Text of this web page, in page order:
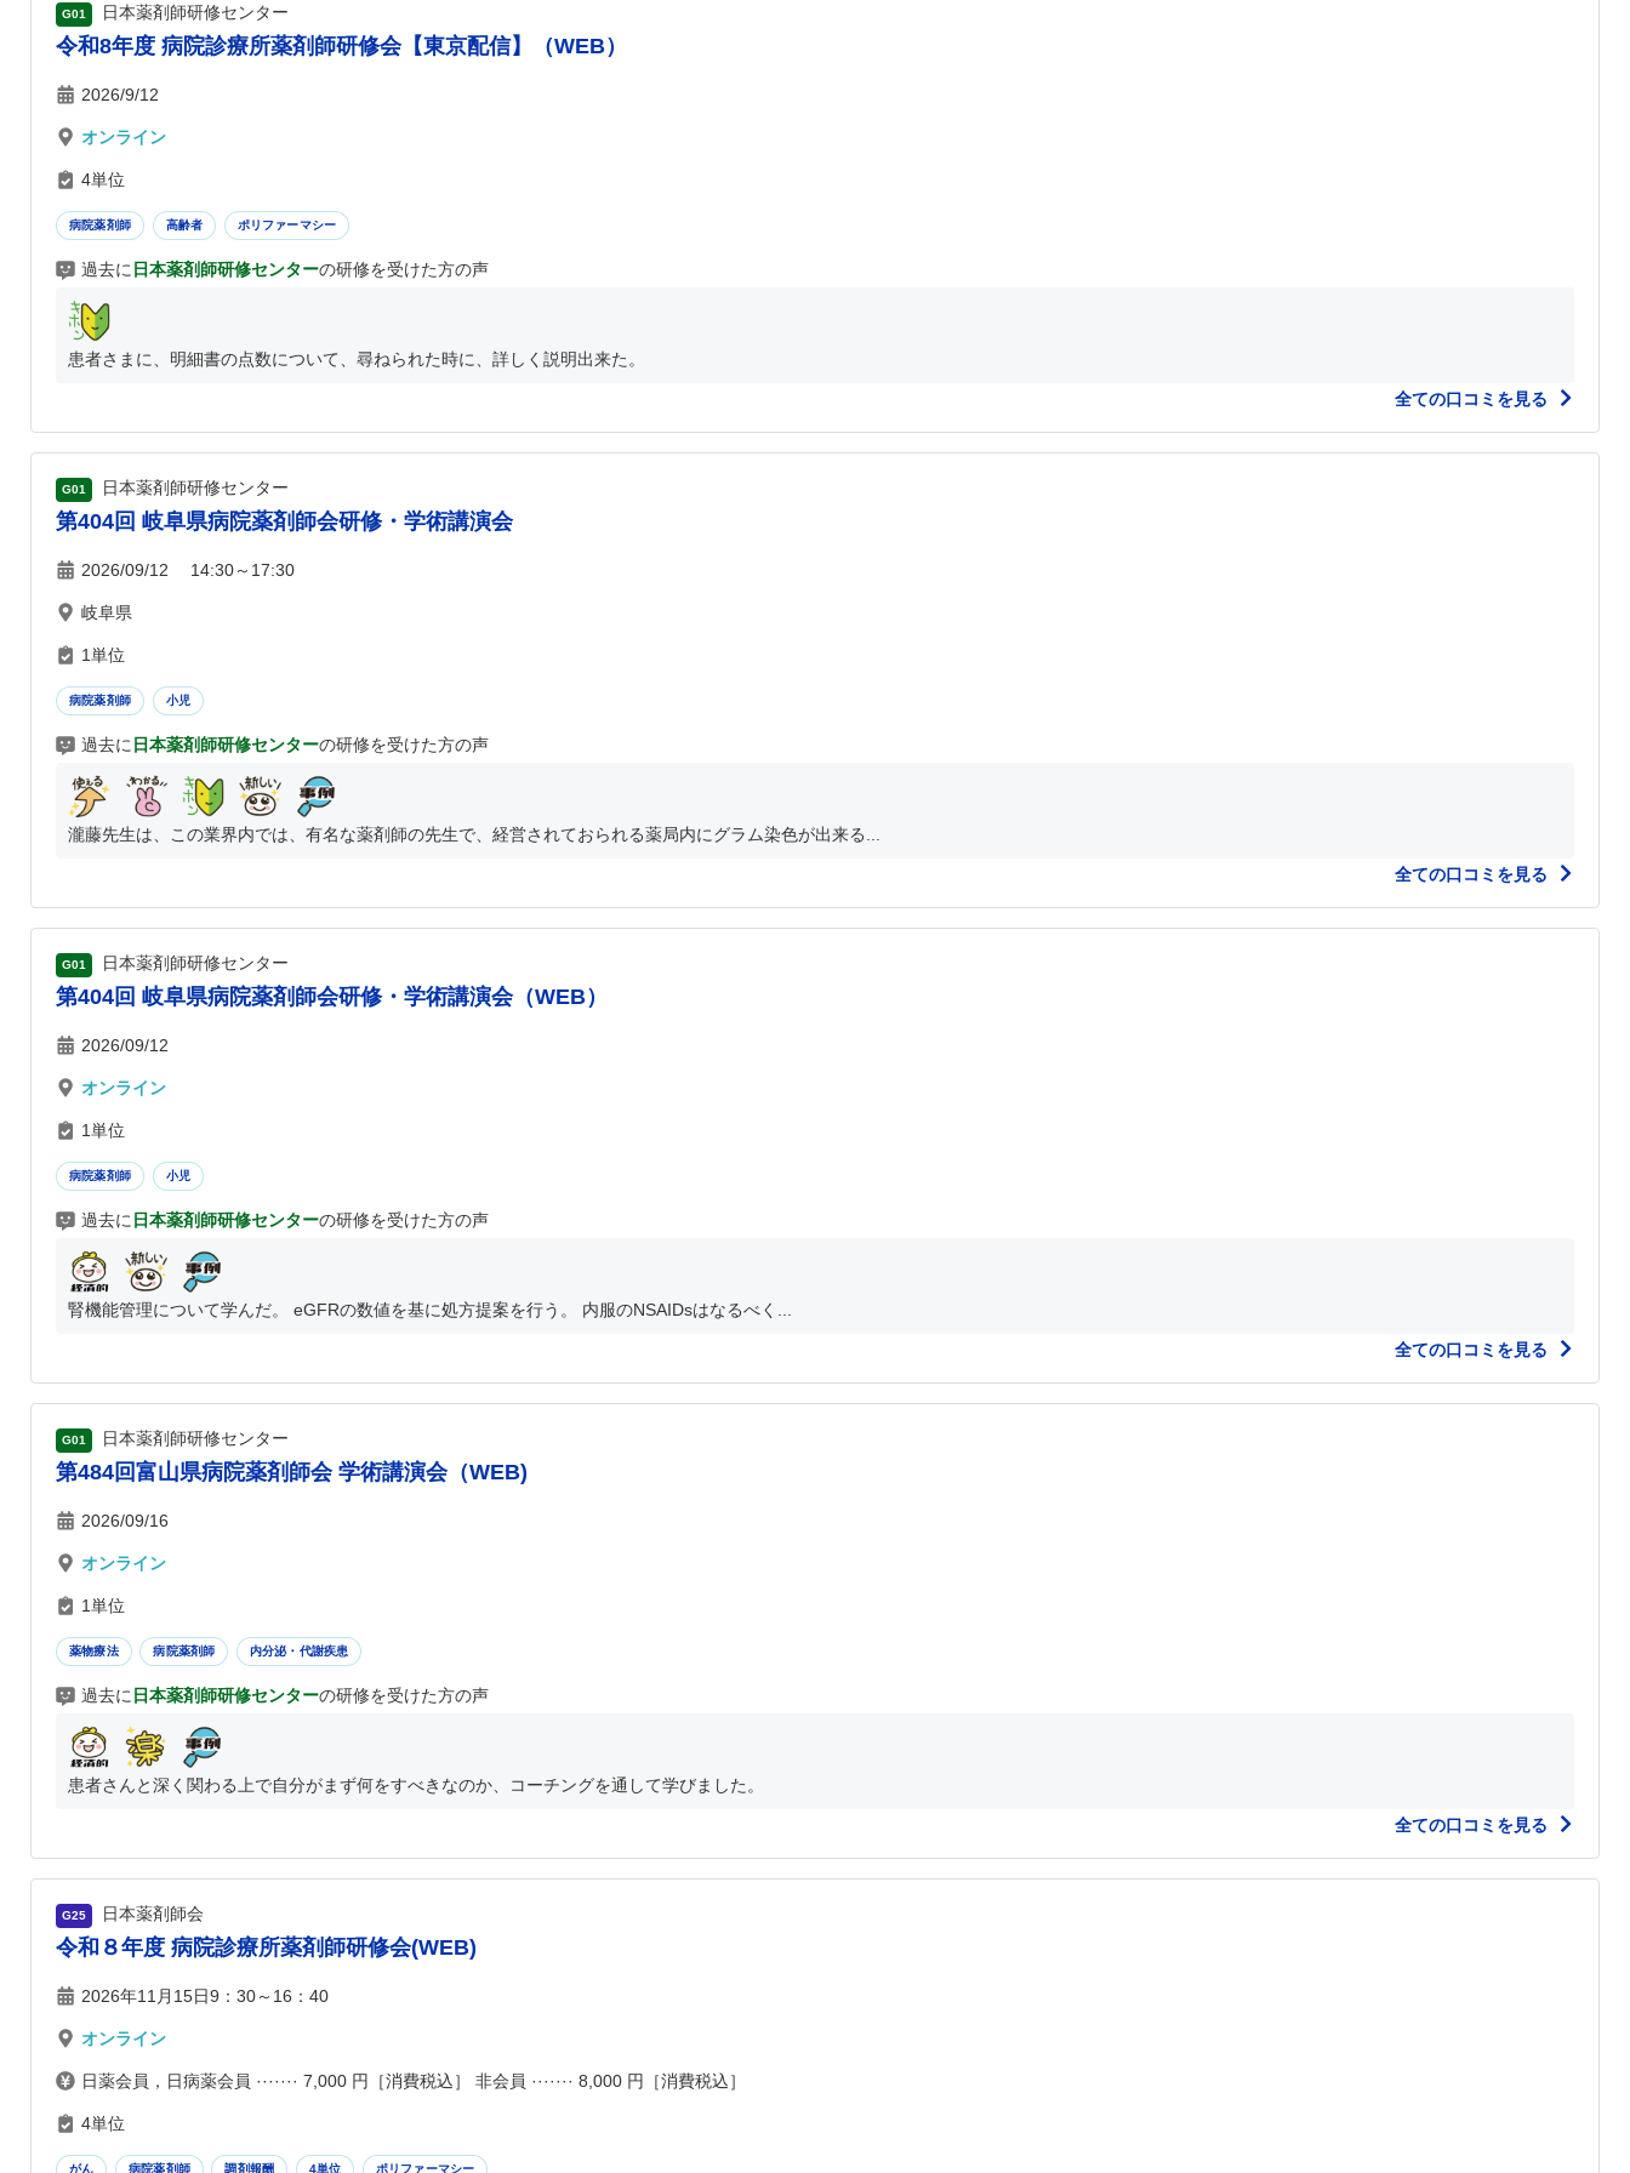
G01 日本薬剤師研修センター
令和8年度 病院診療所薬剤師研修会【東京配信】（WEB）
2026/9/12
オンライン
4単位
病院薬剤師 高齢者 ポリファーマシー
過去に 日本薬剤師研修センターの研修を受けた方の声
患者さまに、明細書の点数について、尋ねられた時に、詳しく説明出来た。
全ての口コミを見る
G01 日本薬剤師研修センター
第404回 岐阜県病院薬剤師会研修・学術講演会
2026/09/12 14:30～17:30
岐阜県
1単位
病院薬剤師 小児
過去に 日本薬剤師研修センターの研修を受けた方の声
瀧藤先生は、この業界内では、有名な薬剤師の先生で、経営されておられる薬局内にグラム染色が出来る...
全ての口コミを見る
G01 日本薬剤師研修センター
第404回 岐阜県病院薬剤師会研修・学術講演会（WEB）
2026/09/12
オンライン
1単位
病院薬剤師 小児
過去に 日本薬剤師研修センターの研修を受けた方の声
腎機能管理について学んだ。 eGFRの数値を基に処方提案を行う。 内服のNSAIDsはなるべく...
全ての口コミを見る
G01 日本薬剤師研修センター
第484回富山県病院薬剤師会 学術講演会（WEB)
2026/09/16
オンライン
1単位
薬物療法 病院薬剤師 内分泌・代謝疾患
過去に 日本薬剤師研修センターの研修を受けた方の声
患者さんと深く関わる上で自分がまず何をすべきなのか、コーチングを通して学びました。
全ての口コミを見る
G25 日本薬剤師会
令和８年度 病院診療所薬剤師研修会(WEB)
2026年11月15日9：30～16：40
オンライン
日薬会員，日病薬会員 ······· 7,000 円［消費税込］ 非会員 ······· 8,000 円［消費税込］
4単位
がん 病院薬剤師 調剤報酬 4単位 ポリファーマシー